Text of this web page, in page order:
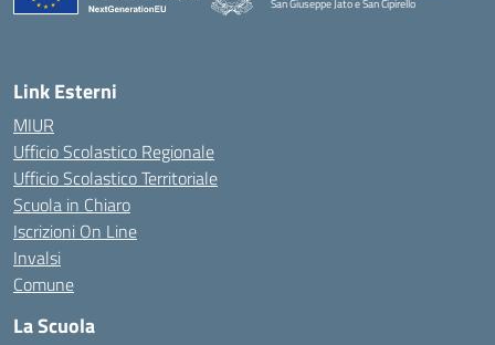
San Giuseppe Jato e San Cipirello
Link Esterni
MIUR
Ufficio Scolastico Regionale
Ufficio Scolastico Territoriale
Scuola in Chiaro
Iscrizioni On Line
Invalsi
Comune
La Scuola